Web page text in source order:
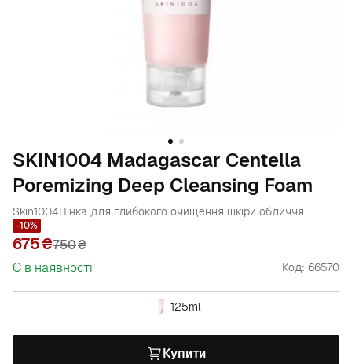
SKIN1004 Madagascar Centella
Poremizing Deep Cleansing Foam
Skin1004Пінка для глибокого очищення шкіри обличчя
-10%
675 750₴
Є в наявності
Код: 66570
125ml
Купити